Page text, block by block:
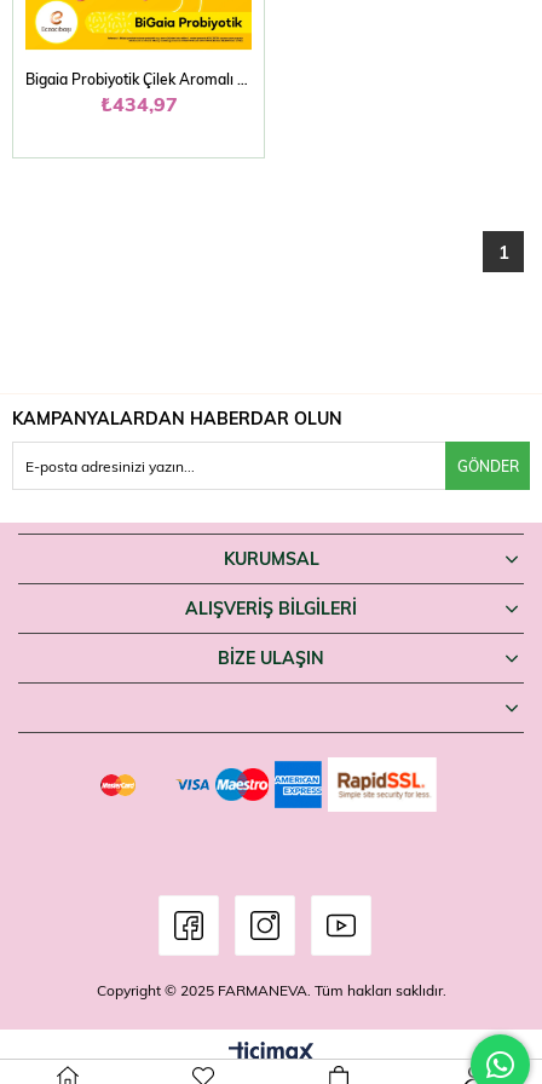
₺434,97
1
KAMPANYALARDAN HABERDAR OLUN
GÖNDER
KURUMSAL
ALIŞVERİŞ BİLGİLERİ
BIZE ULAŞIN
Copyright © 2025 FARMANEVA. Tüm hakları saklıdır.